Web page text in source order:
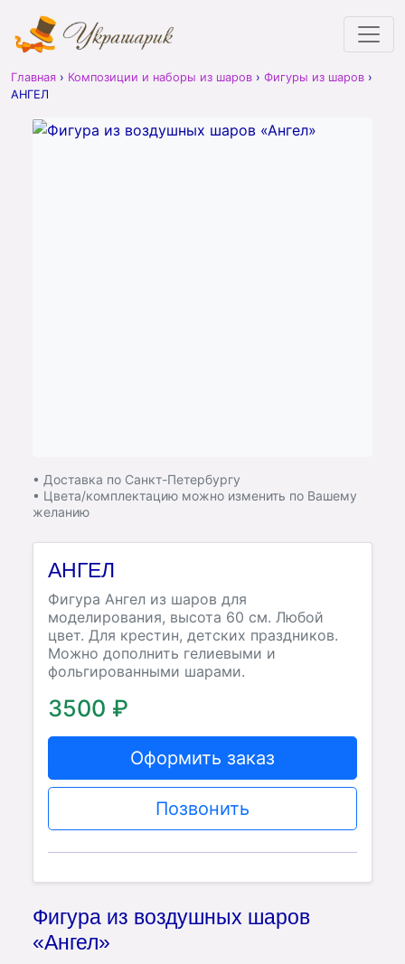
Главная › Композиции и наборы из шаров › Фигуры из шаров ›
АНГЕЛ
• Доставка по Санкт-Петербургу
• Цвета/комплектацию можно изменить по Вашему
желанию
АНГЕЛ
Фигура Ангел из шаров для
моделирования, высота 60 см. Любой
цвет. Для крестин, детских праздников.
Можно дополнить гелиевыми и
фольгированными шарами.
3500 ₽
Оформить заказ
Позвонить
Фигура из воздушных шаров
«Ангел»